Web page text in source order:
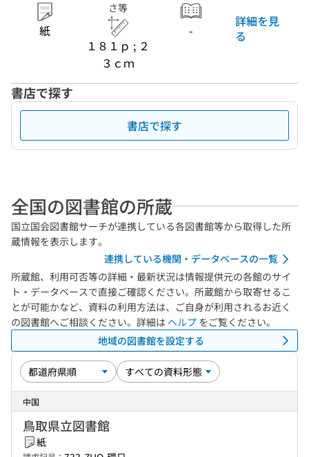
紙
さ等
１８１ｐ ; ２
３ｃｍ
-
詳細を見
る
書店で探す
書店で探す
全国の図書館の所蔵
国立国会図書館サーチが連携している各図書館等から取得した所
蔵情報を表示します。
連携している機関・データベースの一覧
所蔵館、利用可否等の詳細・最新状況は情報提供元の各館のサイ
ト・データベースで直接ご確認ください。所蔵館から取寄せるこ
とが可能かなど、資料の利用方法は、ご自身が利用されるお近く
の図書館へご相談ください。詳細は ヘルプ をご覧ください。
地域の図書館を設定する
中国
鳥取県立図書館
紙